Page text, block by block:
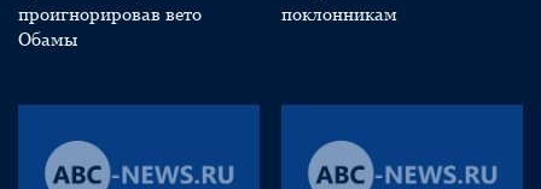
проигнорировав вето
Обамы
поклонникам